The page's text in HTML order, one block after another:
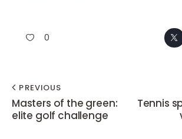
0
PREVIOUS
Masters of the green:
elite golf challenge
Tennis